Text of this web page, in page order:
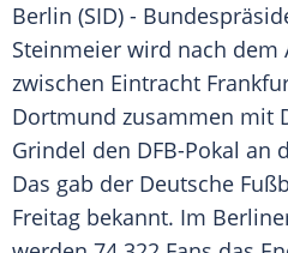
Berlin (SID) -
Steinmeier wird nach dem
zwischen Eintracht
Dortmund zusammen mit
Grindel den DFB-Pokal an
Das gab der Deutsche
Freitag bekannt. Im